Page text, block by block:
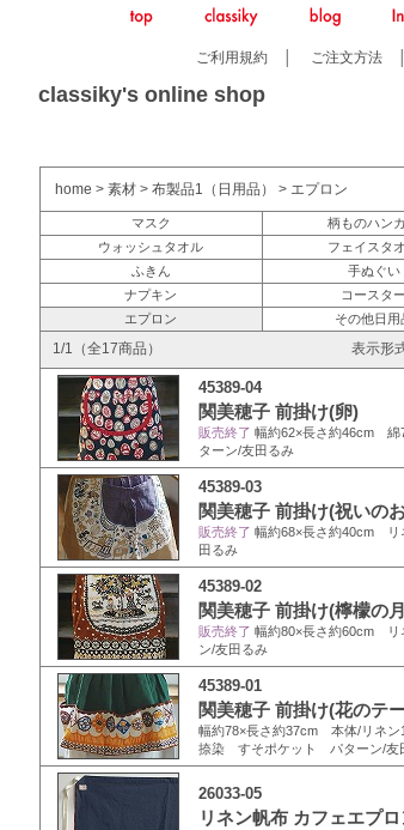
ご利用規約 ご注文方法
classiky's online shop
home > 素材> 布製品1（日用品） > エプロン
マスク 柄ものハン
ウォッシュタオル
フェイスタ
ふきん
手ぬぐい
ナプキン
コースター
エプロン
その他日用
1/1（全17商品） 表示形
45389-04
関美穂子 前掛け(卵)
販売終了 幅約62×長さ約46cm
ターン/友田るみ
45389-03
関美穂子 前掛け(祝いの
販売終了 幅約68×長さ約40cm
田るみ
45389-02
関美穂子 前掛け(檸檬の
販売終了 幅約80×長さ約60cm
ン/友田るみ
45389-01
関美穂子 前掛け(花のテ
幅約78×長さ約37cm 本体/リネ
捺染 すそポケット パターン/友
26033-05
リネン帆布 カフェエプ